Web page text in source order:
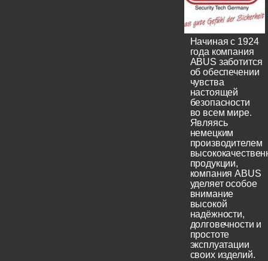
Начиная с 1924
года компания
ABUS заботится
об обеспечении
чувства
настоящей
безопасности
во всем мире.
Являясь
немецким
производителем
продукции,
компания ABUS
уделяет особое
внимание
высокой
надёжности,
долговечности и
простоте
эксплуатации
своих изделий.